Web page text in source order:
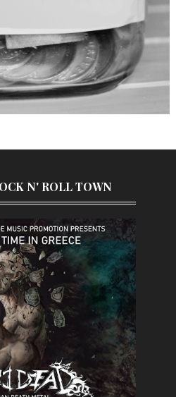
N' ROLL TOWN